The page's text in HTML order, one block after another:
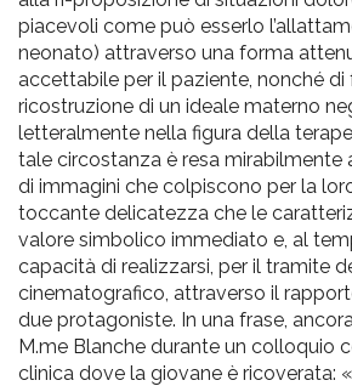
piacevoli come può esserlo
neonato) attraverso una forma
accettabile per il paziente, nonché
ricostruzione di un ideale materno
letteralmente nella figura della
tale circostanza è resa mirabilmente
di immagini che colpiscono per la
toccante delicatezza che le
valore simbolico immediato e, al
capacità di realizzarsi, per il tramite
cinematografico, attraverso il
due protagoniste. In una frase,
M.me Blanche durante un colloquio
clinica dove la giovane è ricoverata: